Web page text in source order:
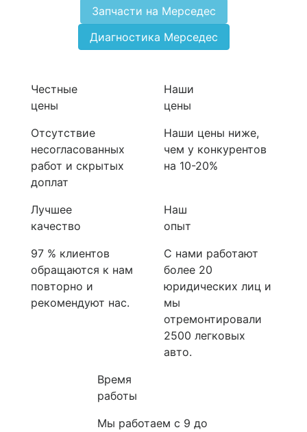
Запчасти на Мерседес
Диагностика Мерседес
Честные
цены
Отсутствие
несогласованных
работ и скрытых
доплат
Наши
цены
Наши цены ниже,
чем у конкурентов
на 10-20%
Лучшее
качество
97 % клиентов
обращаются к нам
повторно и
рекомендуют нас.
Наш
опыт
С нами работают
более 20
юридических лиц и
мы
отремонтировали
2500 легковых
авто.
Время
работы
Мы работаем с 9 до